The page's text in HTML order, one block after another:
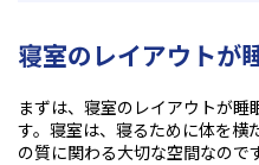
寝室のレイアウトが
まずは、寝室のレイアウトが睡
す。寝室は、寝るために体を横
の質に関わる大切な空間なので